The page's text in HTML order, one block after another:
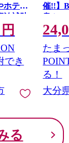
ホテル
泊補助
い出
県 別
円 3
円 30
温泉
ル 宿
ト ク
円
でき
催!!】
泉ぶ
ト
たま
る！
大分
る